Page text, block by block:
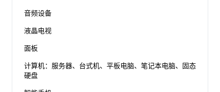
音频设备
液晶电视
面板
计算机：服务器、台式机、平板电脑、笔记本电脑、固态
硬盘